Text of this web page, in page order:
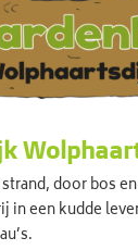
door bos
in een kudde